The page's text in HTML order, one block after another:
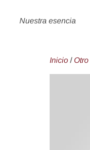
Nuestra esencia
Inicio / Otro